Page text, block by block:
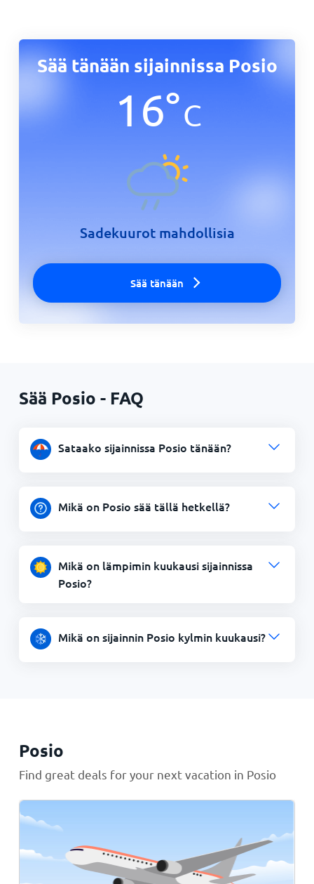
Sää tänään sijainnissa Posio
16°C
Sadekuurot mahdollisia
Sää tänään
Sää Posio - FAQ
Sataako sijainnissa Posio tänään?
Mikä on Posio sää tällä hetkellä?
Mikä on lämpimin kuukausi sijainnissa
Posio?
Mikä on sijainnin Posio kylmin kuukausi?
Posio
Find great deals for your next vacation in Posio